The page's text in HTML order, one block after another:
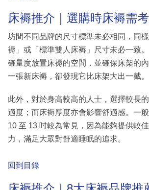
床褥推介｜選購時床褥需
坊間不同品牌的尺寸標準未必相同，同
褥」或「標準雙人床褥」尺寸未必一致
確量度放置床褥的空間，並確保床架的
一張新床褥，卻發現它比床架大出一截。
此外，對於身高較高的人士，選擇較長
適度；而床褥厚度亦會影響舒適感。一
10 至 13 吋較為常見，因為能夠提供較
力，滿足大眾對舒適睡眠的追求。
回到目錄